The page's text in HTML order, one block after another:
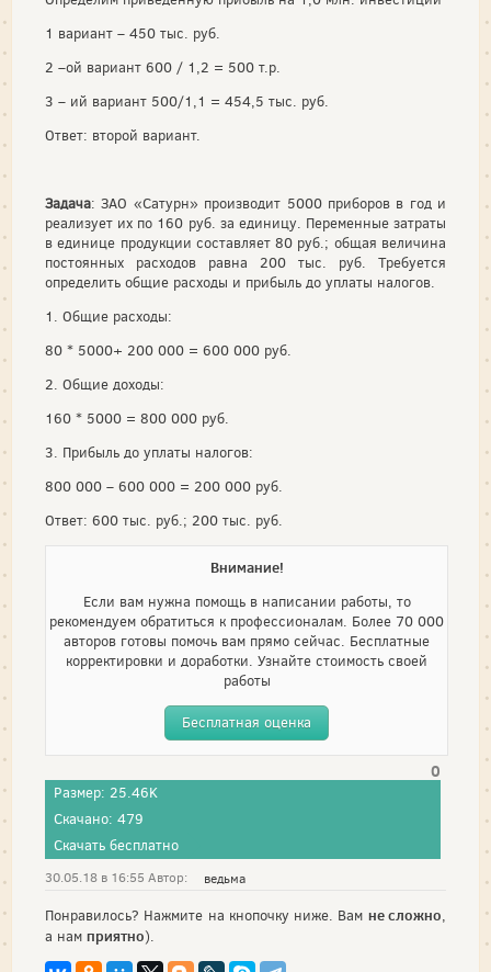
1 вариант – 450 тыс. руб.
2 –ой вариант 600 / 1,2 = 500 т.р.
3 – ий вариант 500/1,1 = 454,5 тыс. руб.
Ответ: второй вариант.
Задача: ЗАО «Сатурн» производит 5000 приборов в год и
реализует их по 160 руб. за единицу. Переменные затраты
в единице продукции составляет 80 руб.; общая величина
постоянных расходов равна 200 тыс. руб. Требуется
определить общие расходы и прибыль до уплаты налогов.
1. Общие расходы:
80 * 5000+ 200 000 = 600 000 руб.
2. Общие доходы:
160 * 5000 = 800 000 руб.
3. Прибыль до уплаты налогов:
800 000 – 600 000 = 200 000 руб.
Ответ: 600 тыс. руб.; 200 тыс. руб.
Внимание!
Если вам нужна помощь в написании работы, то
рекомендуем обратиться к профессионалам. Более 70 000
авторов готовы помочь вам прямо сейчас. Бесплатные
корректировки и доработки. Узнайте стоимость своей
работы
Бесплатная оценка
0
Размер: 25.46K
Скачано: 479
Скачать бесплатно
30.05.18 в 16:55 Автор: ведьма
Понравилось? Нажмите на кнопочку ниже. Вам не сложно,
а нам приятно).